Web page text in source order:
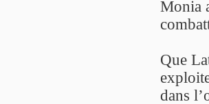
Monia
Que
dans